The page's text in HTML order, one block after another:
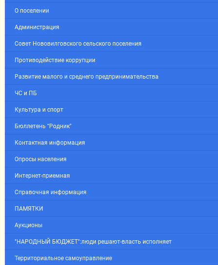
О поселении
Администрация
Совет Нововилговского сельского поселения
Противодействие коррупции
Развитие малого и среднего предпринимательства
ЧС и ПБ
Культура и спорт
Бюллетень "Родник"
Контактная информация
Опросы населения
Интернет-приемная
Справочная информация
ПАМЯТКИ
Аукционы
"НАРОДНЫЙ БЮДЖЕТ":люди решают-власть исполняет
Территориальное самоуправление